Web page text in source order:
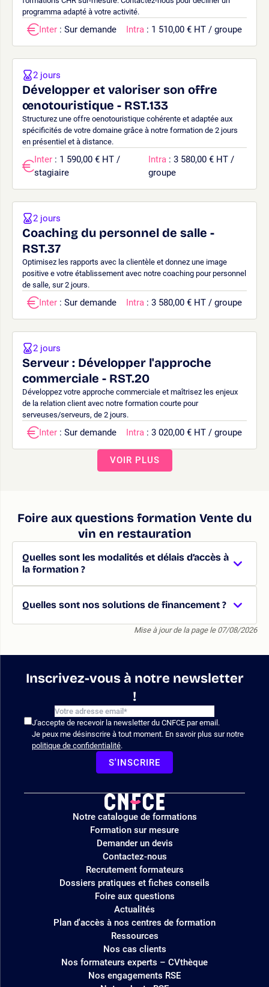
programma adapté à votre activité.
Inter : Sur demande Intra : 1 510,00 € HT / groupe
Développer et valoriser son offre
œnotouristique - RST.133
Structurez une offre oenotouristique cohérente et adaptée aux
spécificités de votre domaine grâce à notre formation de 2 jours
en présentiel et à distance.
2 jours
Inter : 1 590,00 € HT /
stagiaire
Intra : 3 580,00 € HT /
groupe
Coaching du personnel de salle -
RST.37
Optimisez les rapports avec la clientèle et donnez une image
positive e votre établissement avec notre coaching pour personnel
de salle, sur 2 jours.
2 jours
Inter : Sur demande Intra : 3 580,00 € HT / groupe
Serveur : Développer l'approche
commerciale - RST.20
Développez votre approche commerciale et maîtrisez les enjeux
de la relation client avec notre formation courte pour
serveuses/serveurs, de 2 jours.
2 jours
Inter : Sur demande Intra : 3 020,00 € HT / groupe
VOIR PLUS
Foire aux questions formation Vente du
vin en restauration
Quelles sont les modalités et délais d’accès à
la formation ?
Quelles sont nos solutions de financement ?
Mise à jour de la page le 07/08/2026
Inscrivez-vous à notre newsletter
!
J'accepte de recevoir la newsletter du CNFCE par email.
Je peux me désinscrire à tout moment. En savoir plus sur notre
politique de confidentialité.
S'INSCRIRE
Logo
site
Notre catalogue de formations
Formation sur mesure
Demander un devis
Contactez-nous
Recrutement formateurs
Dossiers pratiques et fiches conseils
Foire aux questions
Actualités
Plan d'accès à nos centres de formation
Ressources
Nos cas clients
Nos formateurs experts – CVthèque
Nos engagements RSE